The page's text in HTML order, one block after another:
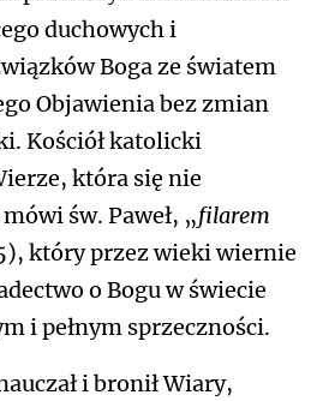
duchowych i
Boga ze światem
Objawienia bez zmian
Kościół katolicki
która się nie
św. Paweł, „filarem
który przez wieki wiernie
o Bogu w świecie
i pełnym sprzeczności.
i bronił Wiary,